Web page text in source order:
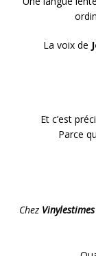
La voix de
Et c’est
Parce
Chez